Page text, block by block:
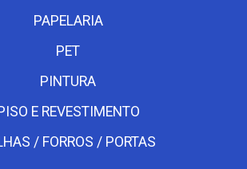
PAPELARIA
PET
PINTURA
E REVESTIMENTO
/ FORROS / PORTAS